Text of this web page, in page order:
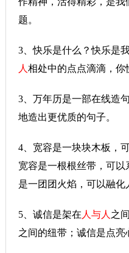
题。
3、快乐是什么？快乐是
人 相处中的点点滴滴，你
3、万年历是一部在线造
地造出更优质的句子。
4、宽容是一块块木板，
宽容是一根根丝带，可
是一团团火焰，可以融化
5、诚信是架在 人与人 之
之间的纽带；诚信是点亮